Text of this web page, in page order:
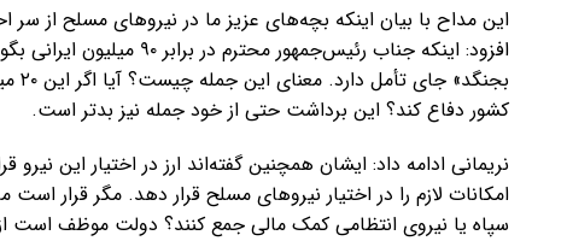
این مداح با بیان اینکه بچه‌های عزیز ما در نیروهای مسلح
کشور دفاع کند؟ این برداشت حتی از خود جمله نیز بدتر است.
نریمانی ادامه داد: ایشان همچنین گفته‌اند ارز در اختیار این
امکانات لازم را در اختیار نیروهای مسلح قرار دهد. مگر قرار
سپاه یا نیروی انتظامی کمک مالی جمع کنند؟ دولت موظف است